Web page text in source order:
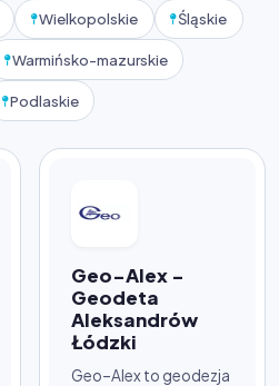
Wielkopolskie Śląskie
Warmińsko-mazurskie
Podlaskie
Geo–Alex -
Geodeta
Aleksandrów
Łódzki
Geo–Alex to geodezja